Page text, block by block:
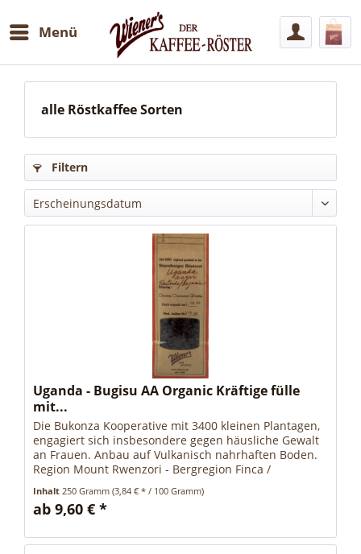
Menü
Filter
alle Röstkaffee Sorten
Filtern
Uganda - Bugisu AA Organic Kräftige fülle
mit...
Die Bukonza Kooperative mit 3400 kleinen Plantagen,
engagiert sich insbesondere gegen häusliche Gewalt
an Frauen. Anbau auf Vulkanisch nahrhaften Boden.
Region Mount Rwenzori - Bergregion Finca /
Inhalt250 Gramm(3,84 € * / 100 Gramm)
ab 9,60 € *